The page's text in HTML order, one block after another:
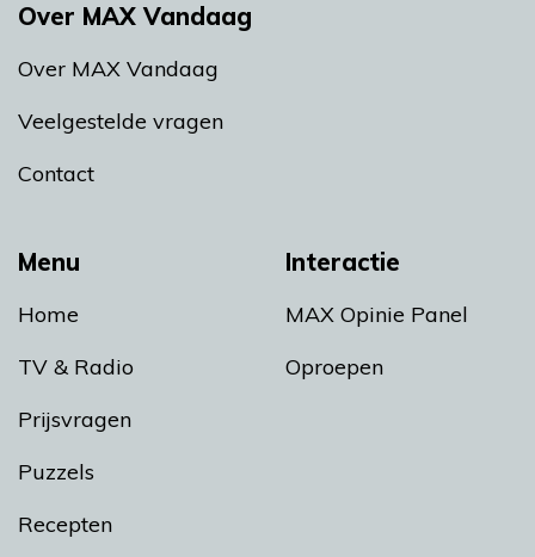
Menu
Home
TV & Radio
Prijsvragen
Puzzels
Recepten
Interactie
MAX Opinie Panel
Oproepen
Over MAX Vandaag
Over MAX Vandaag
Veelgestelde vragen
Contact